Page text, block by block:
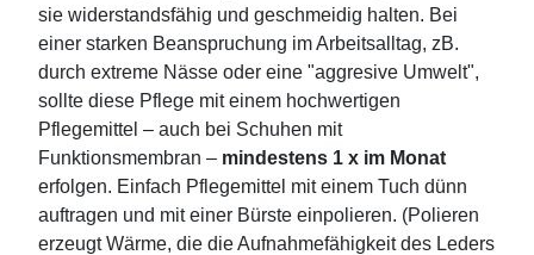
sie widerstandsfähig und geschmeidig halten. Bei
einer starken Beanspruchung im Arbeitsalltag, zB.
durch extreme Nässe oder eine "aggresive Umwelt",
sollte diese Pflege mit einem hochwertigen
Pflegemittel – auch bei Schuhen mit
Funktionsmembran – mindestens 1 x im Monat
erfolgen. Einfach Pflegemittel mit einem Tuch dünn
auftragen und mit einer Bürste einpolieren. (Polieren
erzeugt Wärme, die die Aufnahmefähigkeit des Leders